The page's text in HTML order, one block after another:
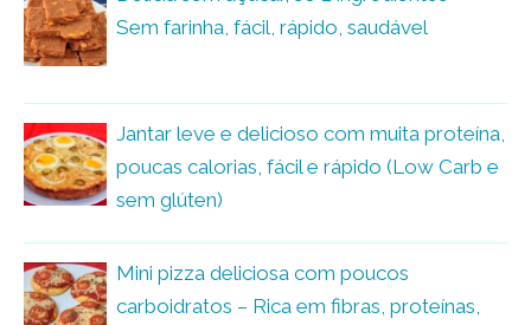
Sem farinha, fácil, rápido, saudável
Jantar leve e delicioso com muita proteína,
poucas calorias, fácil e rápido (Low Carb e
sem glúten)
Mini pizza deliciosa com poucos
carboidratos – Rica em fibras, proteínas,